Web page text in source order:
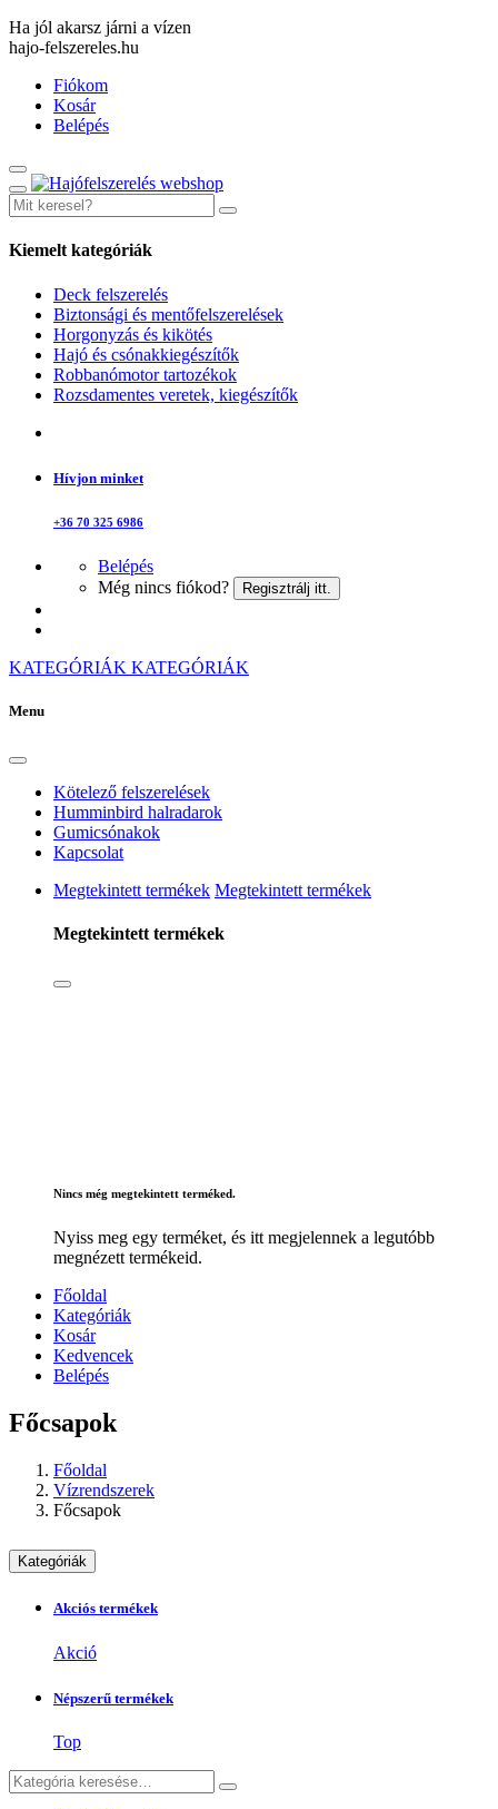
Ha jól akarsz járni a vízen
hajo-felszereles.hu
Fiókom
Kosár
Belépés
Kiemelt kategóriák
Deck felszerelés
Biztonsági és mentőfelszerelések
Horgonyzás és kikötés
Hajó és csónakkiegészítők
Robbanómotor tartozékok
Rozsdamentes veretek, kiegészítők
Hívjon minket
+36 70 325 6986
Belépés
Még nincs fiókod?
Regisztrálj itt.
KATEGÓRIÁK KATEGÓRIÁK
Menu
Kötelező felszerelések
Humminbird halradarok
Gumicsónakok
Kapcsolat
Megtekintett termékek Megtekintett termékek
Megtekintett termékek
Nincs még megtekintett terméked.
Nyiss meg egy terméket, és itt megjelennek a legutóbb
megnézett termékeid.
Főoldal
Kategóriák
Kosár
Kedvencek
Belépés
Főcsapok
Főoldal
Vízrendszerek
Főcsapok
Kategóriák
Akciós termékek
Akció
Népszerű termékek
Top